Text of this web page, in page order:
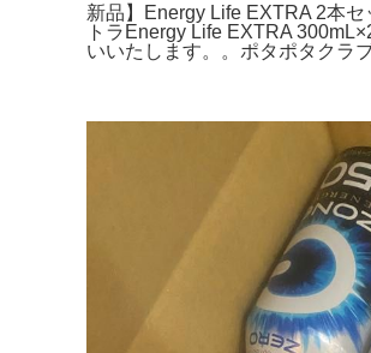
新品】Energy Life EXTRA 2本
トラEnergy Life EXTRA
いいたします。。ポタポタクラ